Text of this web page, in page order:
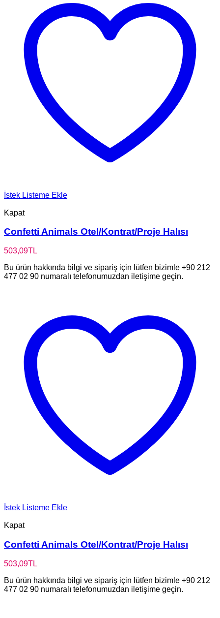
İstek Listeme Ekle
Kapat
Confetti Animals Otel/Kontrat/Proje Halısı
503,09TL
Bu ürün hakkında bilgi ve sipariş için lütfen bizimle +90 212
477 02 90 numaralı telefonumuzdan iletişime geçin.
İstek Listeme Ekle
Kapat
Confetti Animals Otel/Kontrat/Proje Halısı
503,09TL
Bu ürün hakkında bilgi ve sipariş için lütfen bizimle +90 212
477 02 90 numaralı telefonumuzdan iletişime geçin.